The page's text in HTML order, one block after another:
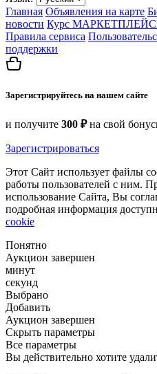
Главная Объявления на карте
новости Курс
Правила сервиса
поддержки
Зарегистрируйтесь на нашем сайте
и получите 300 ₽на свой
Зарегистрироваться
Этот Сайт использует файлы
работы пользователей с ним.
использование Сайта, Вы
подробная информация
cookie
Понятно
Аукцион завершен
минут
секунд
Выбрано
Добавить
Аукцион завершен
Скрыть параметры
Все параметры
Вы действительно хотите